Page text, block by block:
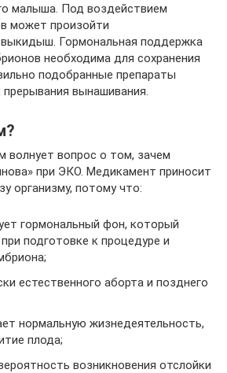
малыша. Под воздействием
может произойти
Гормональная поддержка
необходима для сохранения
подобранные препараты
вынашивания.
волнует вопрос о том, зачем
при ЭКО. Медикамент приносит
организму, потому что:
гормональный фон, который
подготовке к процедуре и
естественного аборта и позднего
нормальную жизнедеятельность,
плода;
возникновения отслойки